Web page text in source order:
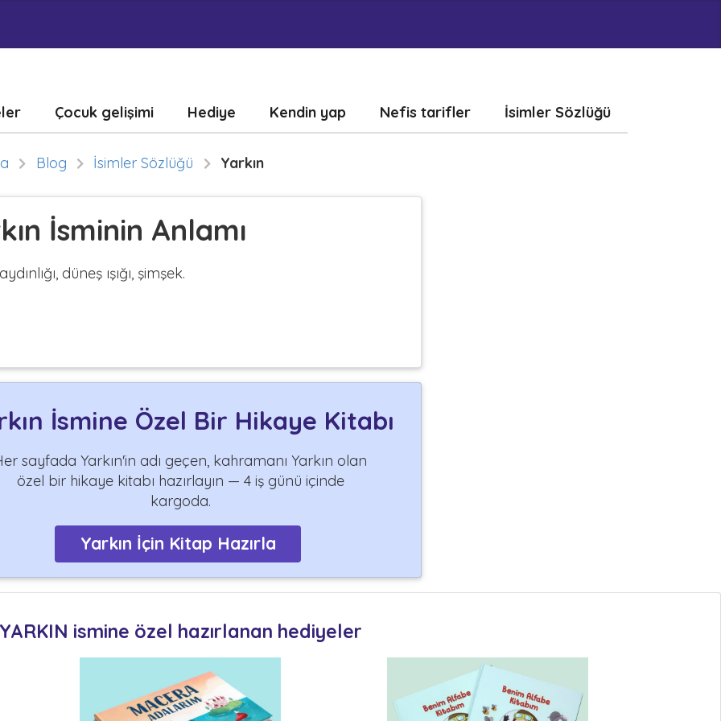
Çocuk gelişimi Hediye Kendin yap Nefis tarifler İsimler Sözlüğü
Blog İsimler Sözlüğü Yarkın
İsminin Anlamı
düneş ışığı, şimşek.
İsmine Özel Bir Hikaye Kitabı
sayfada Yarkın'in adı geçen, kahramanı Yarkın olan
özel bir hikaye kitabı hazırlayın — 4 iş günü içinde
kargoda.
Yarkın İçin Kitap Hazırla
ismine özel hazırlanan hediyeler